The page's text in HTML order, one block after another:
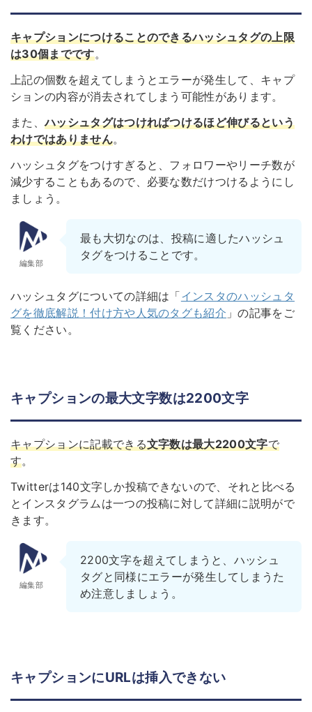
キャプションにつけることのできるハッシュタグの上限
は30個までです。
上記の個数を超えてしまうとエラーが発生して、キャプ
ションの内容が消去されてしまう可能性があります。
また、ハッシュタグはつければつけるほど伸びるという
わけではありません。
ハッシュタグをつけすぎると、フォロワーやリーチ数が
減少することもあるので、必要な数だけつけるようにし
ましょう。
編集部
最も大切なのは、投稿に適したハッシュ
タグをつけることです。
ハッシュタグについての詳細は「インスタのハッシュタ
グを徹底解説！付け方や人気のタグも紹介 」の記事をご
覧ください。
キャプションの最大文字数は2200文字
キャプションに記載できる文字数は最大2200文字で
す。
Twitterは140文字しか投稿できないので、それと比べる
とインスタグラムは一つの投稿に対して詳細に説明がで
きます。
編集部
2200文字を超えてしまうと、ハッシュ
タグと同様にエラーが発生してしまうた
め注意しましょう。
キャプションにURLは挿入できない